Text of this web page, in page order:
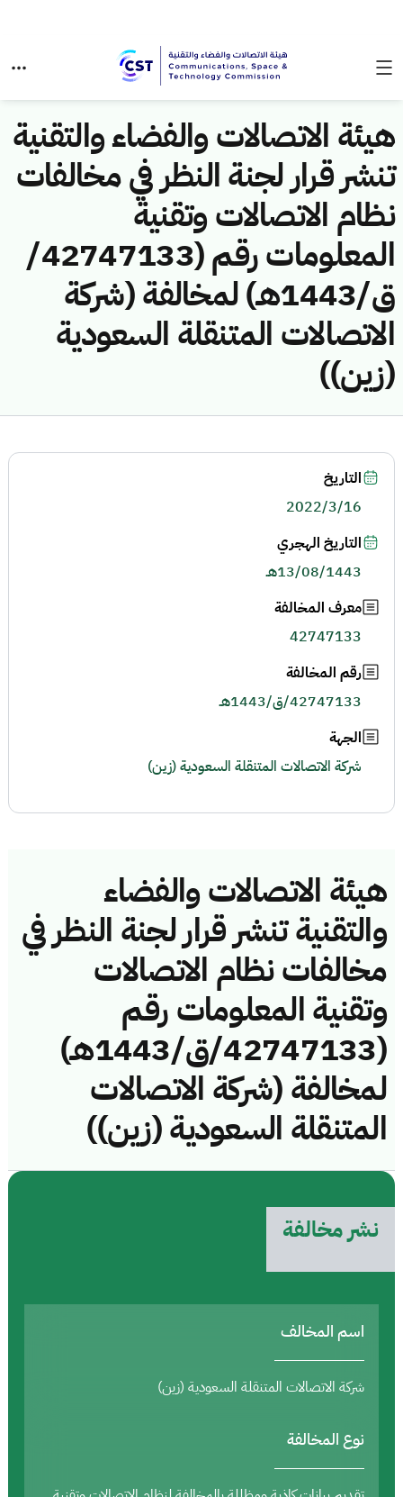
هيئة الاتصالات والفضاء والتقنية
تنشر قرار لجنة النظر في مخالفات
نظام الاتصالات وتقنية
المعلومات رقم (42747133/
ق/1443هـ) لمخالفة (شركة
الاتصالات المتنقلة السعودية
(زين))
هيئة الاتصالات والفضاء
والتقنية تنشر قرار لجنة النظر في
مخالفات نظام الاتصالات
وتقنية المعلومات رقم
(42747133/ق/1443هـ)
لمخالفة (شركة الاتصالات
المتنقلة السعودية (زين))
نشر مخالفة
اسم المخالف
شركة الاتصالات المتنقلة السعودية (زين)
نوع المخالفة
التاريخ
2022/3/16
التاريخ الهجري
13/08/1443هـ
معرف المخالفة
42747133
رقم المخالفة
42747133/ق/1443هـ
الجهة
شركة الاتصالات المتنقلة السعودية (زين)